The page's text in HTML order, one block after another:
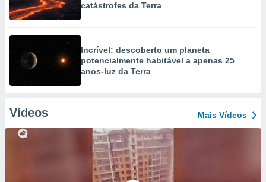
catástrofes da Terra
Incrível: descoberto um planeta
potencialmente habitável a apenas 25
anos-luz da Terra
Vídeos Mais Vídeos